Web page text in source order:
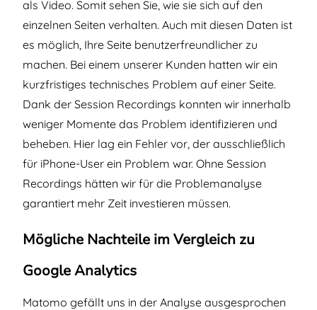
als Video. Somit sehen Sie, wie sie sich auf den
einzelnen Seiten verhalten. Auch mit diesen Daten ist
es möglich, Ihre Seite benutzerfreundlicher zu
machen. Bei einem unserer Kunden hatten wir ein
kurzfristiges technisches Problem auf einer Seite.
Dank der Session Recordings konnten wir innerhalb
weniger Momente das Problem identifizieren und
beheben. Hier lag ein Fehler vor, der ausschließlich
für iPhone-User ein Problem war. Ohne Session
Recordings hätten wir für die Problemanalyse
garantiert mehr Zeit investieren müssen.
Mögliche Nachteile im Vergleich zu
Google Analytics
Matomo gefällt uns in der Analyse ausgesprochen